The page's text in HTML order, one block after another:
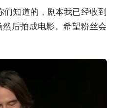
们知道的，剧本我已经收到
后拍成电影。希望粉丝会